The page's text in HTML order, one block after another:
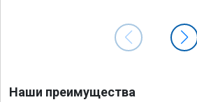
Наши преимущества